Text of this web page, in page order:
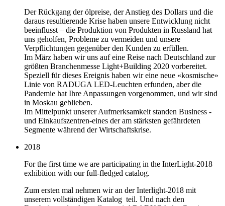
Der Rückgang der ölpreise, der Anstieg des Dollars und die
daraus resultierende Krise haben unsere Entwicklung nicht
beeinflusst – die Produktion von Produkten in Russland hat
uns geholfen, Probleme zu vermeiden und unsere
Verpflichtungen gegenüber den Kunden zu erfüllen.
Im März haben wir uns auf eine Reise nach Deutschland zur
größten Branchenmesse Light+Building 2020 vorbereitet.
Speziell für dieses Ereignis haben wir eine neue «kosmische»
Linie von RADUGA LED-Leuchten erfunden, aber die
Pandemie hat Ihre Anpassungen vorgenommen, und wir sind
in Moskau geblieben.
Im Mittelpunkt unserer Aufmerksamkeit standen Business -
und Einkaufszentren-eines der am stärksten gefährdeten
Segmente während der Wirtschaftskrise.
2018
For the first time we are participating in the InterLight-2018
exhibition with our full-fledged catalog.
Zum ersten mal nehmen wir an der Interlight-2018 mit
unserem vollständigen Katalog teil. Und nach den